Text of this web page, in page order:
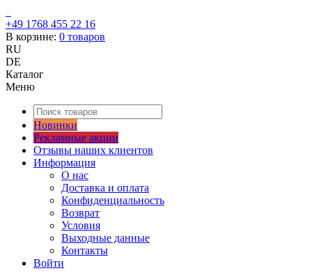
+49 1768 455 22 16
В корзине: 0 товаров
RU
DE
Каталог
Меню
Новинки
Рекламные акции
Отзывы наших клиентов
Информация
О нас
Доставка и оплата
Конфиденциальность
Возврат
Условия
Выходные данные
Контакты
Войти